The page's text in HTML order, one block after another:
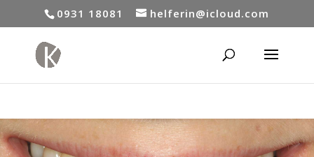
0931 18081 helferin@icloud.com